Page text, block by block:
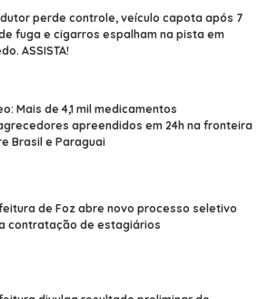
perde controle, veículo capota após 7
fuga e cigarros espalham na pista em
ASSISTA!
Mais de 4,1 mil medicamentos
apreendidos em 24h na fronteira
Brasil e Paraguai
de Foz abre novo processo seletivo
contratação de estagiários